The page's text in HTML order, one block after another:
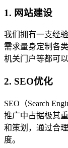
1. 网站建设
我们拥有一支经
需求量身定制各
机关门户等都可
2. SEO优化
SEO（Search
推广中占据极其
和策划，通过合
度。